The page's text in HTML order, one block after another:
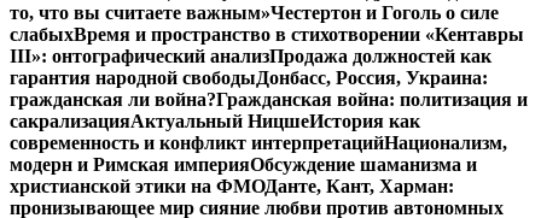
то, что вы считаете важным»Честертон и Гоголь о силе
слабыхВремя и пространство в стихотворении «Кентавры
III»: онтографический анализПродажа должностей как
гарантия народной свободыДонбасс, Россия, Украина:
гражданская ли война?Гражданская война: политизация и
сакрализацияАктуальный НицшеИстория как
современность и конфликт интерпретацийНационализм,
модерн и Римская империяОбсуждение шаманизма и
христианской этики на ФМОДанте, Кант, Харман:
пронизывающее мир сияние любви против автономных